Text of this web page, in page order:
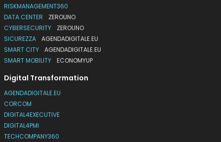
RISKMANAGEMENT360
DATA CENTER
ZEROUNO
CYBERSECURITY
ZEROUNO
SICUREZZA
AGENDADIGITALE.EU
SMART CITY
AGENDADIGITALE.EU
SMART MOBILITY
ECONOMYUP
Digital Transformation
AGENDADIGITALE.EU
CORCOM
DIGITAL4EXECUTIVE
DIGITAL4PMI
TECHCOMPANY360